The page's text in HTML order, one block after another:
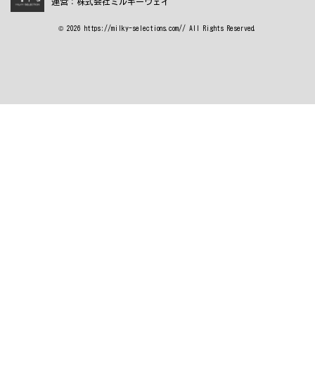
© 2026 https://milky-selections.com// All Rights Reserved.